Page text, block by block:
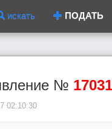
искать ПОДАТЬ
№ 17031
02:10:30